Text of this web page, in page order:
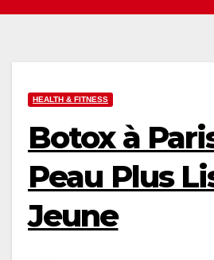
HEALTH & FITNESS
Botox à
Peau Plus
Jeune